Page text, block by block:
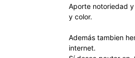
Aporte notoriedad
y color.
Además tambien
internet.